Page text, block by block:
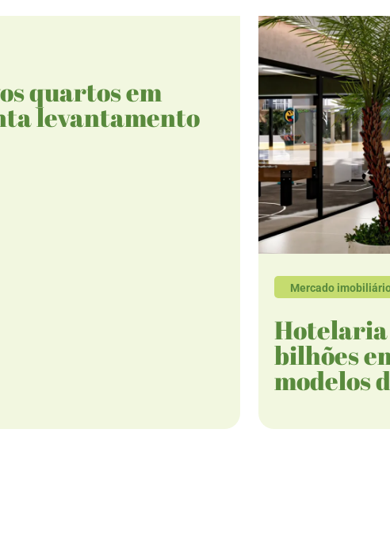
quartos em
levantamento
Mercado
bilhões
modelos